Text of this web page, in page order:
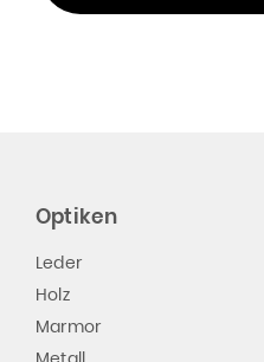
Optiken
Leder
Holz
Marmor